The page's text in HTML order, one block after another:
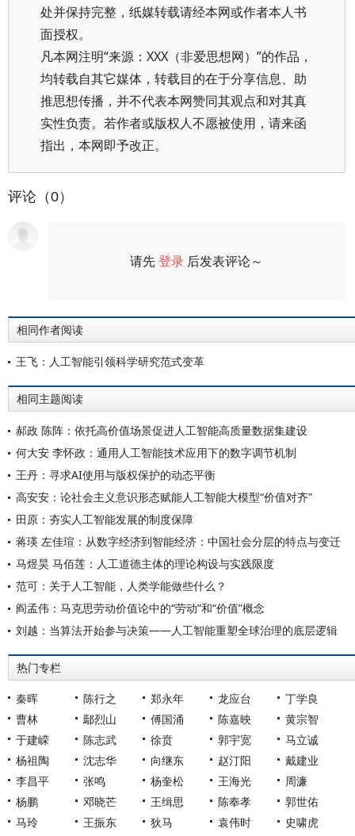
处并保持完整，纸媒转载请经本网或作者本人书
面授权。
凡本网注明“来源：XXX（非爱思想网）”的作品，
均转载自其它媒体，转载目的在于分享信息、助
推思想传播，并不代表本网赞同其观点和对其真
实性负责。若作者或版权人不愿被使用，请来函
指出，本网即予改正。
评论（0）
请先登录 后发表评论～
相同作者阅读
王飞：人工智能引领科学研究范式变革
相同主题阅读
郝政 陈阵：依托高价值场景促进人工智能高质量数据集建设
何大安 李怀政：通用人工智能技术应用下的数字调节机制
王丹：寻求AI使用与版权保护的动态平衡
高安安：论社会主义意识形态赋能人工智能大模型“价值对齐”
田原：夯实人工智能发展的制度保障
蒋瑛 左佳瑄：从数字经济到智能经济：中国社会分层的特点与变迁
马煜昊 马佰莲：人工道德主体的理论构设与实践限度
范可：关于人工智能，人类学能做些什么？
阎孟伟：马克思劳动价值论中的“劳动”和“价值”概念
刘越：当算法开始参与决策——人工智能重塑全球治理的底层逻辑
热门专栏
秦晖 陈行之 郑永年 龙应台
丁学良
曹林
鄢烈山 傅国涌 陈嘉映
黄宗智
于建嵘
陈志武 徐贲 郭宇宽
马立诚
杨祖陶
沈志华 向继东 赵汀阳
戴建业
李昌平
张鸣 杨奎松 王海光
周濂
杨鹏
邓晓芒 王缉思 陈奉孝
郭世佑
马玲
王振东 狄马 袁伟时
史啸虎